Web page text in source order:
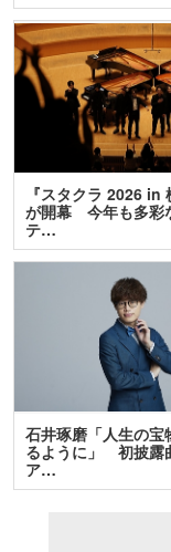
『スタクラ 2026 in
が開幕 今年も多彩
テ…
石井琢磨「人生の宝
るように」 初披露
ア…